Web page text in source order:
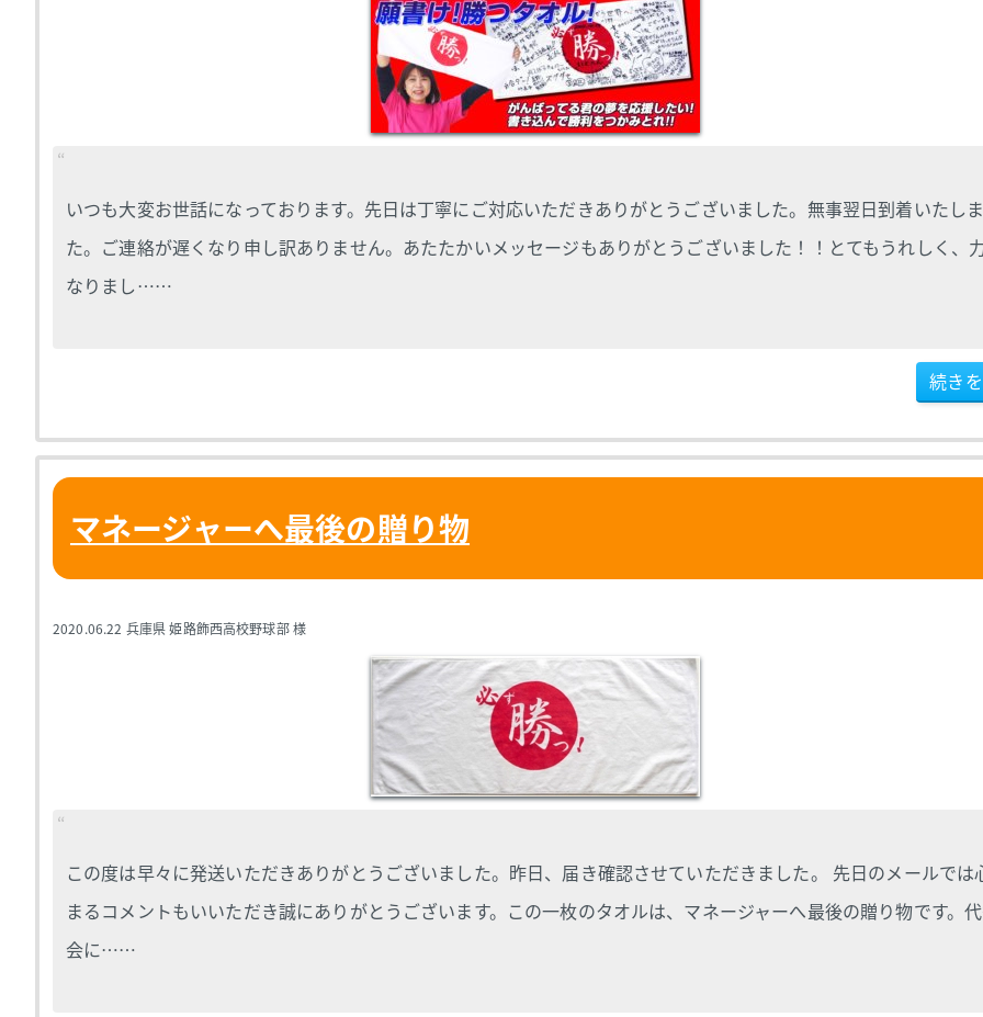
いつも大変お世話になっております。先日は丁寧にご対応いただきありがとうございました。無事翌日到着いたし
た。ご連絡が遅くなり申し訳ありません。あたたかいメッセージもありがとうございました！！とてもうれしく、
なりまし……
続き
マネージャーへ最後の贈り物
2020.06.22 兵庫県 姫路飾西高校野球部 様
この度は早々に発送いただきありがとうございました。昨日、届き確認させていただきました。 先日のメールでは
まるコメントもいいただき誠にありがとうございます。この一枚のタオルは、マネージャーへ最後の贈り物です。
会に……